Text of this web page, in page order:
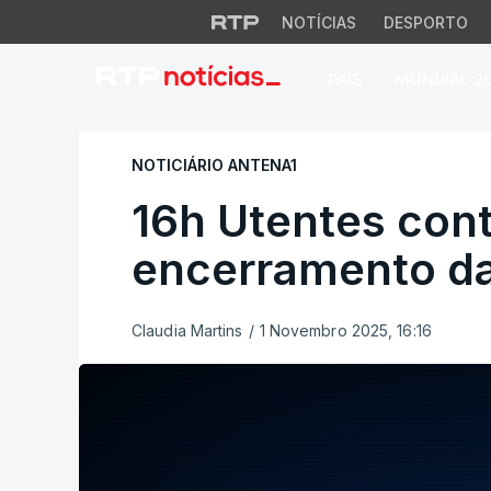
NOTÍCIAS DESPORTO
16h Utentes
NOTICIÁRIO ANTENA1
16h Utentes
encerramento
Claudia Martins / 1 Novembro 2025, 16:16